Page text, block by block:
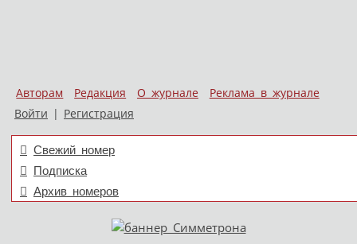
Авторам Редакция О журнале
Реклама в журнале
Войти | Регистрация
Свежий номер
Подписка
Архив номеров